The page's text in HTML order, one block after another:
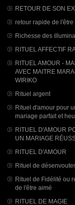
RETOUR DE SON EX
retour rapide de l'être
Richesse des
RITUEL AFFECTIF
RITUEL AMOUR -
AVEC MAITRE
WIRIKO
Rituel argent
Rituel d'amour pour
mariage parfait et
RITUEL D'AMOUR
UN MARIAGE
RITUEL D'AMOUR
Rituel de
Rituel de Fidélité ou
de l'être aimé
RITUEL DE MAGIE